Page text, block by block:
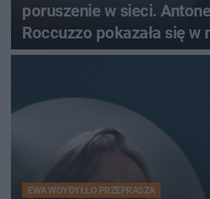
poruszenie w sieci.
Roccuzzo pokazała się
EWA WOYDYŁŁO PRZEPRASZA